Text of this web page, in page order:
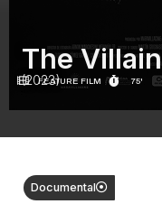
FEATURE FILM 75'
The Villain
(2023)
Documental